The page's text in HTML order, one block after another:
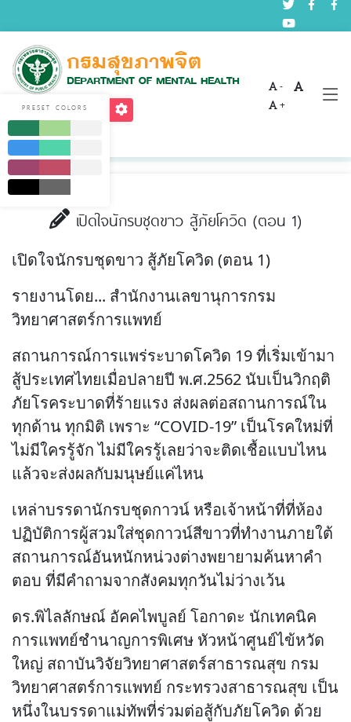
-
+
บทความด้านสุขภาพจิต
Home บริการ
เปิดใจนักรบชุดขาว สู้ภัยโควิด (ตอน 1)
เปิดใจนักรบชุดขาว สู้ภัยโควิด (ตอน 1)
รายงานโดย... สำนักงานเลขานุการกรม
วิทยาศาสตร์การแพทย์
สถานการณ์การแพร่ระบาดโควิด 19 ที่เริ่มเข้ามา
สู้ประเทศไทยเมื่อปลายปี พ.ศ.2562 นับเป็นวิกฤติ
ภัยโรคระบาดที่ร้ายแรง ส่งผลต่อสถานการณ์ใน
ทุกด้าน ทุกมิติ เพราะ “COVID-19” เป็นโรคใหม่ที่
ไม่มีใครรู้จัก ไม่มีใครรู้เลยว่าจะติดเชื้อแบบไหน
แล้วจะส่งผลกับมนุษย์แค่ไหน
เหล่าบรรดานักรบชุดกาวน์ หรือเจ้าหน้าที่ที่ห้อง
ปฏิบัติการผู้สวมใส่ชุดกาวน์สีขาวที่ทำงานภายใต้
สถานการณ์อันหนักหน่วงต่างพยายามค้นหาคำ
ตอบ ที่มีคำถามจากสังคมทุกวันไม่ว่างเว้น
ดร.พิไลลักษณ์ อัคคไพบูลย์ โอกาดะ นักเทคนิค
การแพทย์ชำนาญการพิเศษ หัวหน้าศูนย์ไข้หวัด
ใหญ่ สถาบันวิจัยวิทยาศาสตร์สาธารณสุข กรม
วิทยาศาสตร์การแพทย์ กระทรวงสาธารณสุข เป็น
หนึ่งในบรรดาแม่ทัพที่ร่วมต่อสู้กับภัยโควิด ด้วย
PRESET COLORS